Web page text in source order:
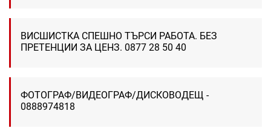
ВИСШИСТКА СПЕШНО ТЪРСИ РАБОТА. БЕЗ
ПРЕТЕНЦИИ ЗА ЦЕНЗ. 0877 28 50 40
ФОТОГРАФ/ВИДЕОГРАФ/ДИСКОВОДЕЩ -
0888974818